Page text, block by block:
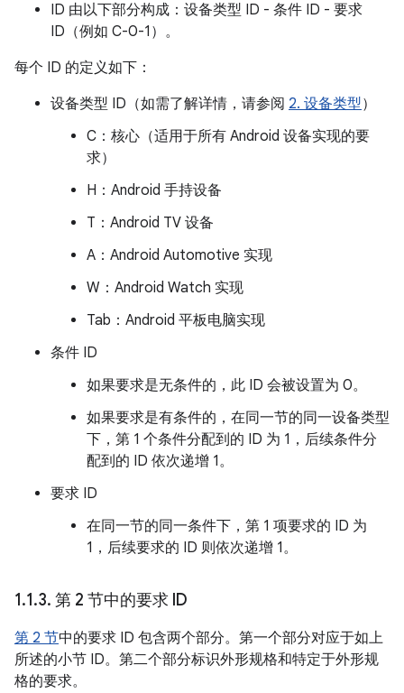
ID 由以下部分构成：设备类型 ID - 条件 ID - 要求
ID（例如 C-0-1）。
每个 ID 的定义如下：
设备类型 ID（如需了解详情，请参阅 2. 设备类型）
C：核心（适用于所有 Android 设备实现的要
求）
H：Android 手持设备
T：Android TV 设备
A：Android Automotive 实现
W：Android Watch 实现
Tab：Android 平板电脑实现
条件 ID
如果要求是无条件的，此 ID 会被设置为 0。
如果要求是有条件的，在同一节的同一设备类型
下，第 1 个条件分配到的 ID 为 1，后续条件分
配到的 ID 依次递增 1。
要求 ID
在同一节的同一条件下，第 1 项要求的 ID 为
1，后续要求的 ID 则依次递增 1。
1.1.3. 第 2 节中的要求 ID
第 2 节中的要求 ID 包含两个部分。第一个部分对应于如上
所述的小节 ID。第二个部分标识外形规格和特定于外形规
格的要求。